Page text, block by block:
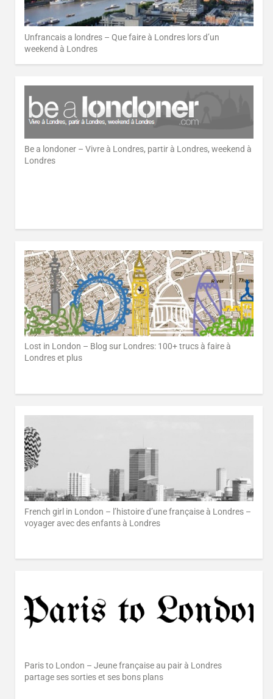
Unfrancais a londres – Que faire à Londres lors d’un
weekend à Londres
Be a londoner – Vivre à Londres, partir à Londres, weekend à
Londres
Lost in London – Blog sur Londres: 100+ trucs à faire à
Londres et plus
French girl in London – l’histoire d’une française à Londres –
voyager avec des enfants à Londres
Paris to London – Jeune française au pair à Londres
partage ses sorties et ses bons plans